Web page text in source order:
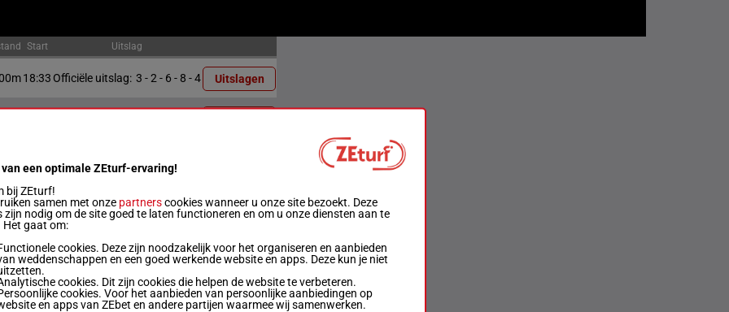
Start Uitslag
18:33 Officiële uitslag: 3 - 2 - 6 - 8 - 4 Uitslagen
20:00Officiële uitslag: 1 - 6 - 5 - 3 - 4 Uitslagen
Uitslagen
21:08Officiële uitslag: 4 - 3 - 5 - 1 - 6 Uitslagen
een optimale ZEturf-ervaring!
bij ZEturf!
samen met onze partnerscookies wanneer u onze site bezoekt. Deze
zijn nodig om de site goed te laten functioneren en om u onze diensten aan te
Het gaat om:
cookies. Deze zijn noodzakelijk voor het organiseren en aanbieden
weddenschappen en een goed werkende website en apps. Deze kun je niet
cookies. Dit zijn cookies die helpen de website te verbeteren.
cookies. Voor het aanbieden van persoonlijke aanbiedingen op
en apps van ZEbet en andere partijen waarmee wij samenwerken.